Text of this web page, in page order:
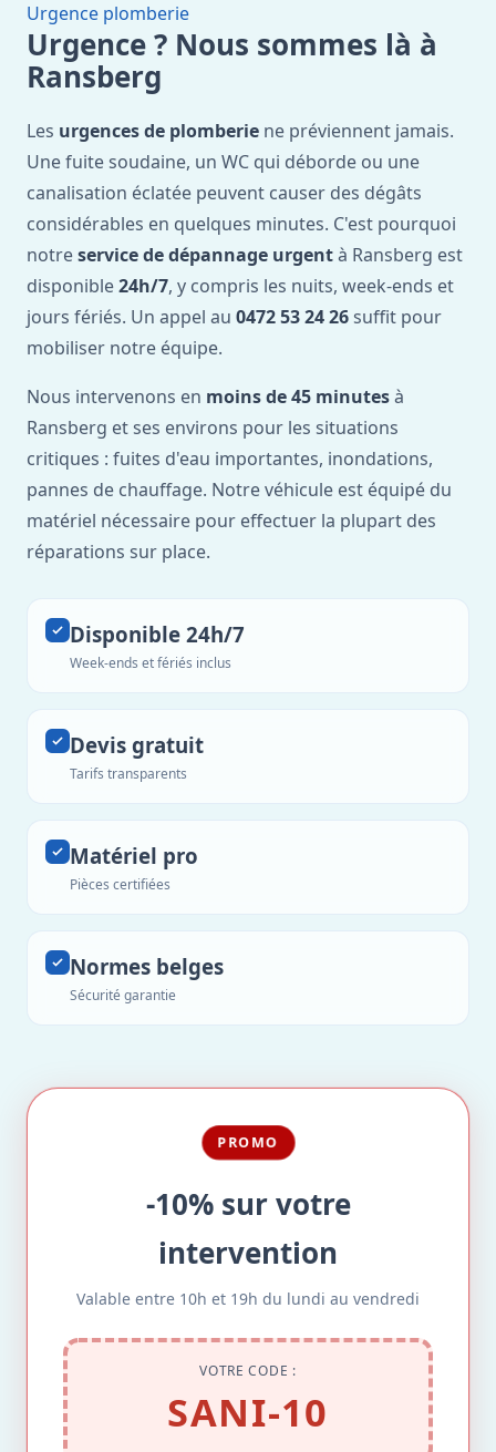
Urgence plomberie
Urgence ? Nous sommes là à
Ransberg
Les urgences de plomberie ne préviennent jamais.
Une fuite soudaine, un WC qui déborde ou une
canalisation éclatée peuvent causer des dégâts
considérables en quelques minutes. C'est pourquoi
notreservice de dépannage urgentà Ransberg est
disponible24h/7, y compris les nuits, week-ends et
jours fériés. Un appel au 0472 53 24 26 suffit pour
mobiliser notre équipe.
Nous intervenons en moins de 45 minutesà
Ransberg et ses environs pour les situations
critiques : fuites d'eau importantes, inondations,
pannes de chauffage. Notre véhicule est équipé du
matériel nécessaire pour effectuer la plupart des
réparations sur place.
Disponible 24h/7
Week-ends et fériés inclus
Devis gratuit
Tarifs transparents
Matériel pro
Pièces certifiées
Normes belges
Sécurité garantie
PROMO
-10% sur votre
intervention
Valable entre 10h et 19h du lundi au vendredi
VOTRE CODE :
SANI-10